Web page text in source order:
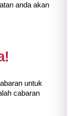
anda akan
untuk
cabaran